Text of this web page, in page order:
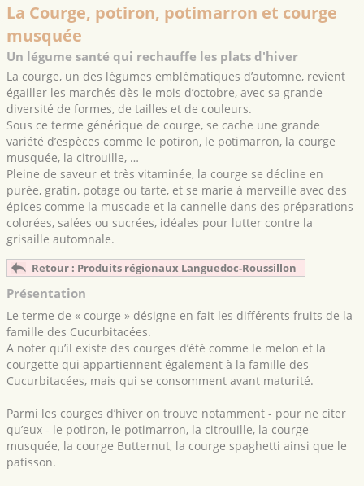
La Courge, potiron, potimarron et courge
musquée
Un légume santé qui rechauffe les plats d'hiver
La courge, un des légumes emblématiques d’automne, revient
égailler les marchés dès le mois d’octobre, avec sa grande
diversité de formes, de tailles et de couleurs.
Sous ce terme générique de courge, se cache une grande
variété d’espèces comme le potiron, le potimarron, la courge
musquée, la citrouille, …
Pleine de saveur et très vitaminée, la courge se décline en
purée, gratin, potage ou tarte, et se marie à merveille avec des
épices comme la muscade et la cannelle dans des préparations
colorées, salées ou sucrées, idéales pour lutter contre la
grisaille automnale.
Retour : Produits régionaux Languedoc-Roussillon
Présentation
Le terme de « courge » désigne en fait les différents fruits de la
famille des Cucurbitacées.
A noter qu’il existe des courges d’été comme le melon et la
courgette qui appartiennent également à la famille des
Cucurbitacées, mais qui se consomment avant maturité.
Parmi les courges d’hiver on trouve notamment - pour ne citer
qu’eux - le potiron, le potimarron, la citrouille, la courge
musquée, la courge Butternut, la courge spaghetti ainsi que le
patisson.